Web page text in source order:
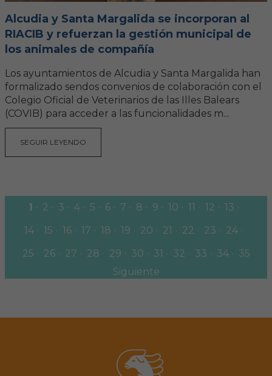
Alcudia y Santa Margalida se incorporan al
RIACIB y refuerzan la gestión municipal de
los animales de compañía
Los ayuntamientos de Alcudia y Santa Margalida han
formalizado sendos convenios de colaboración con el
Colegio Oficial de Veterinarios de las Illes Balears
(COVIB) para acceder a las funcionalidades m...
SEGUIR LEYENDO
1 2 3 4 5 6 7 8 9 10 11 12
13
14
15 16 17 18 19 20 21 22 23
24
25
26 27 28 29 30 31 32 33 34
35
Siguiente